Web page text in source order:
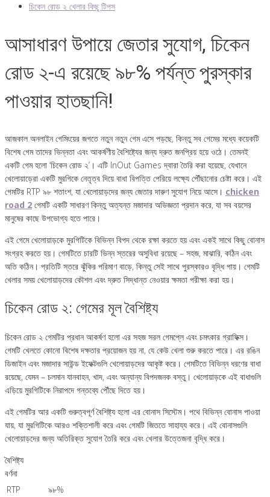
চিকেন রোড ২ খেলার কিছু টিপস
আসাধারণ উপায়ে জেতার সুযোগ, চিকেন
রোড ২-এ রয়েছে ৯৮% পর্যন্ত পুরস্কার
পাওয়ার হাতছানি!
আজকাল অনলাইন গেমিংয়ের জগতে নতুন নতুন গেম এসে পড়ছে, কিন্তু সব গেমের মধ্যে কয়েকটি
বিশেষ গেম তাদের ভিন্নতা এবং আকর্ষণীয় বৈশিষ্ট্যের জন্য দ্রুত জনপ্রিয় হয়ে ওঠে। তেমনই
একটি গেম হলো ‘চিকেন রোড ২’। এটি InOut Games দ্বারা তৈরি করা হয়েছে, যেখানে
খেলোয়াড়েরা একটি মুরগিকে নেতৃত্ব দিয়ে বাধা বিপত্তি পেরিয়ে লক্ষ্যে পৌঁছানোর চেষ্টা করে। এই
গেমটির RTP ৯৮ শতাংশ, যা খেলোয়াড়দের জন্য জেতার দারুণ সুযোগ নিয়ে আসে। chicken
road 2 গেমটি একটি সাধারণ কিন্তু অত্যন্ত মজাদার অভিজ্ঞতা প্রদান করে, যা সব বয়সের
মানুষের কাছে উপভোগ্য হতে পারে।
এই গেমে খেলোয়াড়কে মুরগিটিকে বিভিন্ন বিপদ থেকে রক্ষা করতে হয় এবং একই সাথে কিছু বোনাস
সংগ্রহ করতে হয়। গেমটিতে চারটি ভিন্ন স্তরের অসুবিধা রয়েছে – সহজ, মাঝারি, কঠিন এবং
অতি কঠিন। প্রতিটি স্তরে ঝুঁকির পরিমাণ বাড়ে, কিন্তু সেই সাথে পুরস্কারও বৃদ্ধি পায়। গেমটি
খেলার সময় খেলোয়াড়দের কৌশল এবং দ্রুত সিদ্ধান্ত নেওয়ার ক্ষমতা পরীক্ষা করা হয়।
চিকেন রোড ২: গেমের মূল বৈশিষ্ট্য
চিকেন রোড ২ গেমটির প্রধান আকর্ষণ হলো এর সহজ সরল গেমপ্লে এবং চমৎকার গ্রাফিক্স।
গেমটি খেলতে কোনো বিশেষ দক্ষতার প্রয়োজন হয় না, যে কেউ খেলা শুরু করতে পারে। এর রঙিন
ডিজাইন এবং মজাদার সাউন্ড ইফেক্টগুলি খেলোয়াড়দের আকৃষ্ট করে। গেমটিতে বিভিন্ন ধরণের বাধা
রয়েছে, যেমন – চলমান যানবাহন, খাদ, এবং অন্যান্য বিপদজনক বস্তু। খেলোয়াড়কে এই বাধাগুলি
এড়িয়ে মুরগিটিকে নিরাপদে গন্তব্যে পৌঁছে দিতে হয়।
এই গেমটির আর একটি গুরুত্বপূর্ণ বৈশিষ্ট্য হলো এর বোনাস সিস্টেম। পথে বিভিন্ন বোনাস পাওয়া
যায়, যা মুরগিটিকে আরও শক্তিশালী করে এবং গেমটি জিততে সাহায্য করে। এই বোনাসগুলি
খেলোয়াড়দের জন্য অতিরিক্ত সুযোগ তৈরি করে এবং খেলার উত্তেজনা বৃদ্ধি করে।
বৈশিষ্ট্য
বর্ণনা
RTP
৯৮%